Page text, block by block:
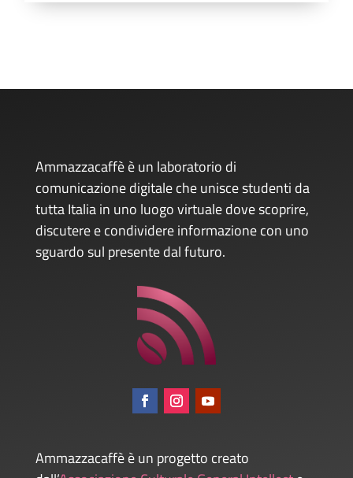
Ammazzacaffè è un laboratorio di
comunicazione digitale che unisce studenti da
tutta Italia in uno luogo virtuale dove scoprire,
discutere e condividere informazione con uno
sguardo sul presente dal futuro.
Ammazzacaffè è un progetto creato